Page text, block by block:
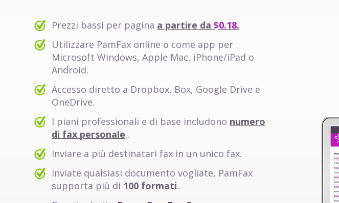
Prezzi bassi per pagina a partire da $0.18.
Utilizzare PamFax online o come app per
Microsoft Windows, Apple Mac, iPhone/iPad o
Android.
Accesso diretto a Dropbox, Box, Google Drive e
OneDrive.
I piani professionali e di base includono numero
di fax personale..
Inviare a più destinatari fax in un unico fax.
Inviate qualsiasi documento vogliate, PamFax
supporta più di 100 formati..